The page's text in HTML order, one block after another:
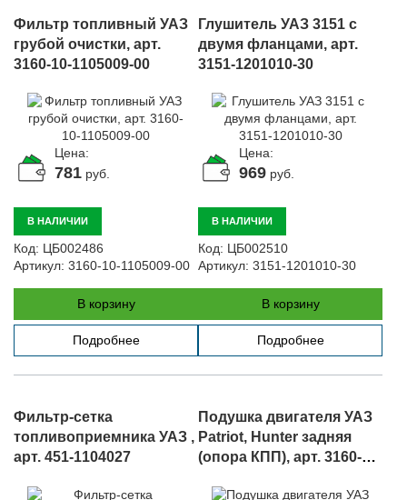
Фильтр топливный УАЗ
грубой очистки, арт.
3160-10-1105009-00
Цена:
781 руб.
В НАЛИЧИИ
Код: ЦБ002486
Артикул: 3160-10-1105009-00
В корзину
Подробнее
Глушитель УАЗ 3151 с
двумя фланцами, арт.
3151-1201010-30
Цена:
969 руб.
В НАЛИЧИИ
Код: ЦБ002510
Артикул: 3151-1201010-30
В корзину
Подробнее
Фильтр-сетка
топливоприемника УАЗ ,
арт. 451-1104027
Подушка двигателя УАЗ
Patriot, Hunter задняя
(опора КПП), арт. 3160-